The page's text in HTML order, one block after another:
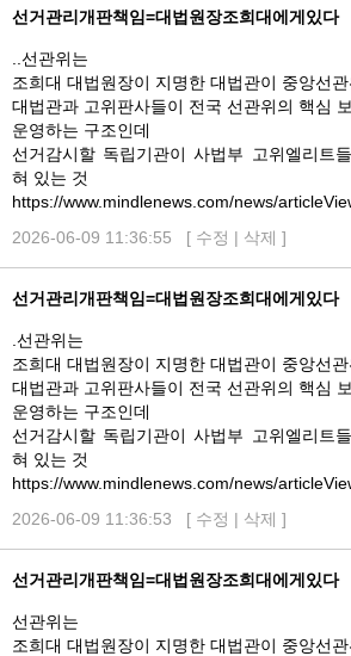
선거관리개판책임=대법원장조희대에게있다
..선관위는
조희대 대법원장이 지명한 대법관이 중앙선
대법관과 고위판사들이 전국 선관위의 핵심
운영하는 구조인데
선거감시할 독립기관이 사법부 고위엘리트
혀 있는 것
https://www.mindlenews.com/news/
2026-06-09 11:36:55 [ 수정 | 삭제 ]
선거관리개판책임=대법원장조희대에게있다
.선관위는
조희대 대법원장이 지명한 대법관이 중앙선
대법관과 고위판사들이 전국 선관위의 핵심
운영하는 구조인데
선거감시할 독립기관이 사법부 고위엘리트
혀 있는 것
https://www.mindlenews.com/news/
2026-06-09 11:36:53 [ 수정 | 삭제 ]
선거관리개판책임=대법원장조희대에게있다
선관위는
조희대 대법원장이 지명한 대법관이 중앙선